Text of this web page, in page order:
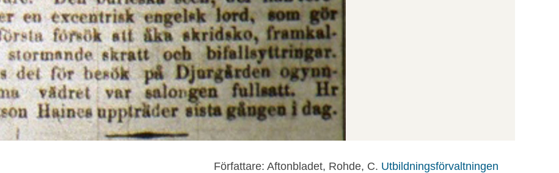
Författare: Aftonbladet, Rohde, C. Utbildningsförvaltningen